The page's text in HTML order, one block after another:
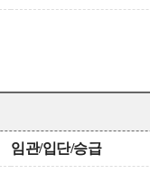
임관/입단/승급